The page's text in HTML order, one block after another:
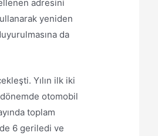
adresini
yeniden
da
Yılın ilk iki
otomobil
toplam
6 geriledi ve